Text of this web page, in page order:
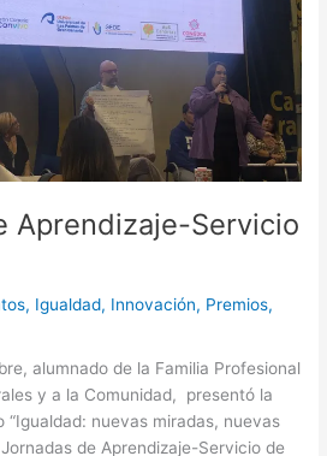
Aprendizaje-Servicio
, Igualdad, Innovación, Premios,
alumnado de la Familia Profesional
y a la Comunidad, presentó la
nuevas miradas, nuevas
de Aprendizaje-Servicio de